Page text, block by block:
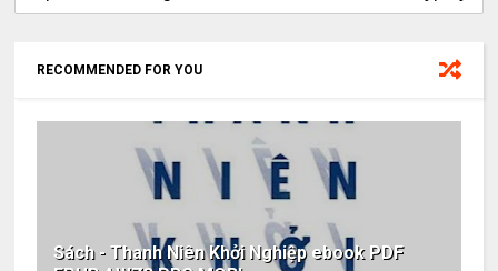
RECOMMENDED FOR YOU
Sách - Thanh Niên Khởi Nghiệp ebook PDF